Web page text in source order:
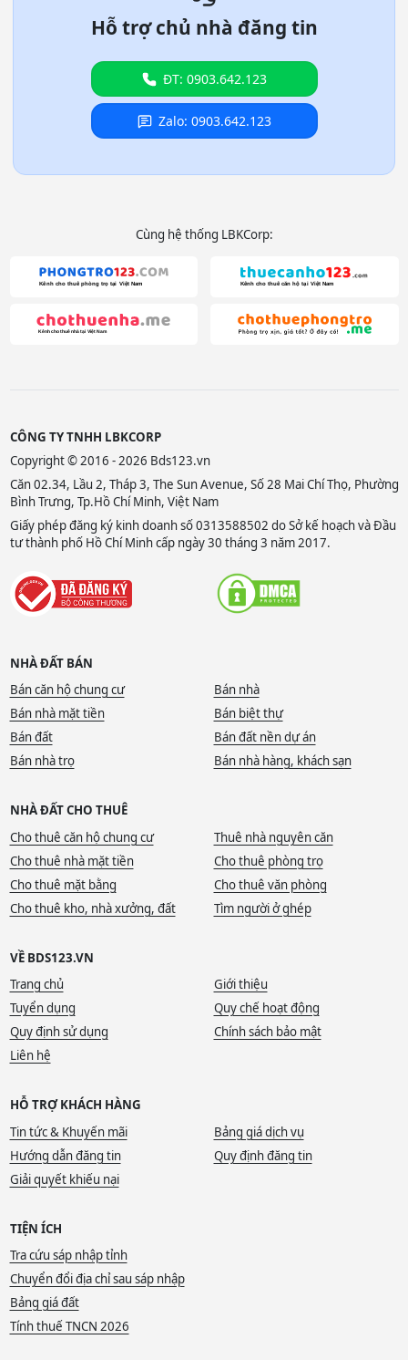
Hỗ trợ chủ nhà đăng tin
ĐT: 0903.642.123
Zalo: 0903.642.123
Cùng hệ thống LBKCorp:
CÔNG TY TNHH LBKCORP
Copyright © 2016 - 2026 Bds123.vn
Căn 02.34, Lầu 2, Tháp 3, The Sun Avenue, Số 28 Mai Chí Thọ, Phường
Bình Trưng, Tp.Hồ Chí Minh, Việt Nam
Giấy phép đăng ký kinh doanh số 0313588502 do Sở kế hoạch và Đầu
tư thành phố Hồ Chí Minh cấp ngày 30 tháng 3 năm 2017.
NHÀ ĐẤT BÁN
Bán căn hộ chung cư
Bán nhà
Bán nhà mặt tiền
Bán biệt thự
Bán đất
Bán đất nền dự án
Bán nhà trọ
Bán nhà hàng, khách sạn
NHÀ ĐẤT CHO THUÊ
Cho thuê căn hộ chung cư
Thuê nhà nguyên căn
Cho thuê nhà mặt tiền
Cho thuê phòng trọ
Cho thuê mặt bằng
Cho thuê văn phòng
Cho thuê kho, nhà xưởng, đất
Tìm người ở ghép
VỀ BDS123.VN
Trang chủ
Giới thiệu
Tuyển dụng
Quy chế hoạt động
Quy định sử dụng
Chính sách bảo mật
Liên hệ
HỖ TRỢ KHÁCH HÀNG
Tin tức & Khuyến mãi
Bảng giá dịch vụ
Hướng dẫn đăng tin
Quy định đăng tin
Giải quyết khiếu nại
TIỆN ÍCH
Tra cứu sáp nhập tỉnh
Chuyển đổi địa chỉ sau sáp nhập
Bảng giá đất
Tính thuế TNCN 2026